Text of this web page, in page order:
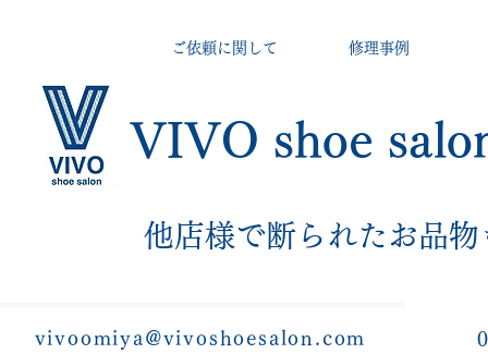
VIVO shoe
他店様で断られたお品物
ご依頼に関して 修理事例
vivoomiya@vivoshoesalon.com